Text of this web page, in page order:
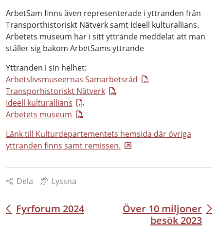
ArbetSam finns även representerade i yttranden från
Transporthistoriskt Nätverk samt Ideell kulturallians.
Arbetets museum har i sitt yttrande meddelat att man
ställer sig bakom ArbetSams yttrande
Yttranden i sin helhet:
Arbetslivsmuseernas Samarbetsråd
Transporhistoriskt Nätverk
Ideell kulturallians
Arbetets museum
Länk till Kulturdepartementets hemsida där övriga
yttranden finns samt remissen.
Dela Lyssna
Inläggsnavigering
Fyrforum 2024
Över 10 miljoner
besök 2023